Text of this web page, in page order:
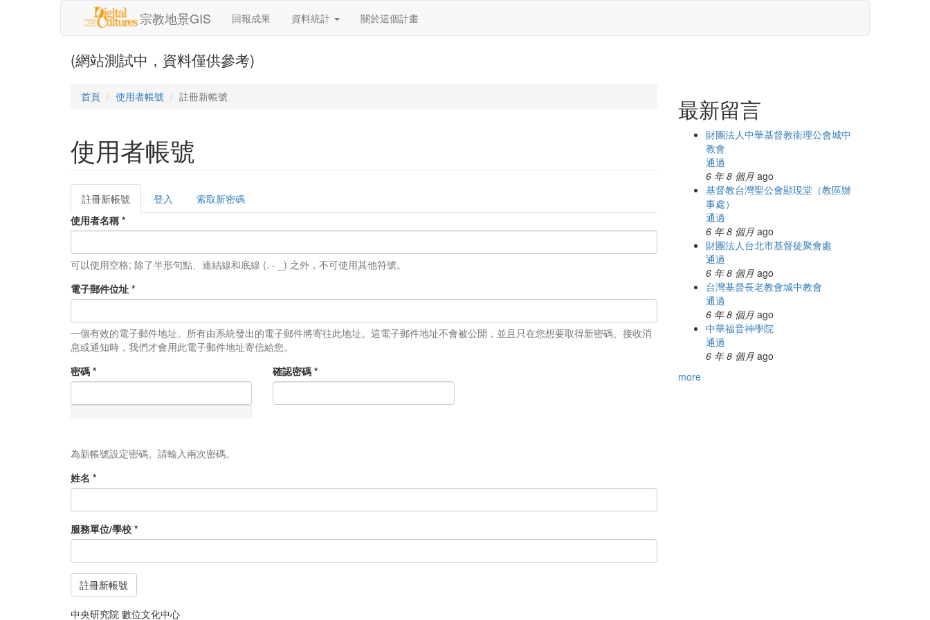
宗教地景GIS 回報成果 資料統計 關於這個計畫
(網站測試中，資料僅供參考)
首頁 使用者帳號 註冊新帳號
使用者帳號
主要索引標籤
註冊新帳號
籤)
登入
索取新密碼
使用者名稱 *
可以使用空格; 除了半形句點、連結線和底線 (. - _) 之外，不可使用其他符號。
電子郵件位址 *
一個有效的電子郵件地址。所有由系統發出的電子郵件將寄往此地址。這電子郵件地址不會被公開，並且只在您想要取得新密碼、接收消
息或通知時，我們才會用此電子郵件地址寄信給您。
密碼 * 確認密碼*
為新帳號設定密碼。請輸入兩次密碼。
姓名 *
服務單位/學校 *
註冊新帳號
最新留言
財團法人中華基督教衛理公會城中
教會
通過
6 年 8 個月ago
基督教台灣聖公會顯現堂（教區辦
事處）
通過
6 年 8 個月ago
財團法人台北市基督徒聚會處
通過
6 年 8 個月ago
台灣基督長老教會城中教會
通過
6 年 8 個月ago
中華福音神學院
通過
6 年 8 個月ago
more
中央研究院 數位文化中心